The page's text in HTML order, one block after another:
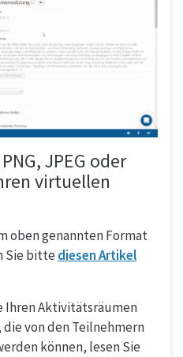
JPEG oder
virtuellen
oben genannten Format
Sie bitte diesen Artikel
Ihren Aktivitätsräumen
von den Teilnehmern
können, lesen Sie